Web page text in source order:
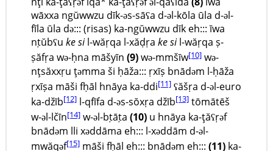
wāxxa ngŭwwzu dīk-əs-sāʕa d-əl-kōla ūla d-əl-
fīla ūla də::: (risas) ka-ngŭwwzu dīk eh::: īwa
nṭŭbʕu ke sil-wăṛqa l-xăḍṛa ke sil-wăṛqa ṣ-
ṣăfṛa wə-ḥna māšyīn (9)wə-mmšīw[10] wə-
nţsăxxṛu ţəmma ši ḥāža::: ṛxīṣ bnādəm l-ḥāža
ṛxīṣa māši fḥāl hnāya ka-ddi[11] ʕăšṛa d-əl-euro
ka-džīb[12] l-qfīfa d-əs-sŏxṛa džīb[13] tōmātēš
w-əl-lčīn[14] w-əl-bṭāṭa (10) u hnāya ka-ţăʕṛəf
bnādəm lli xəddāma eh::: l-xəddām d-əl-
mwăqəf[15] māši fḥāl eh::: bnādəm eh::: (11) ka-